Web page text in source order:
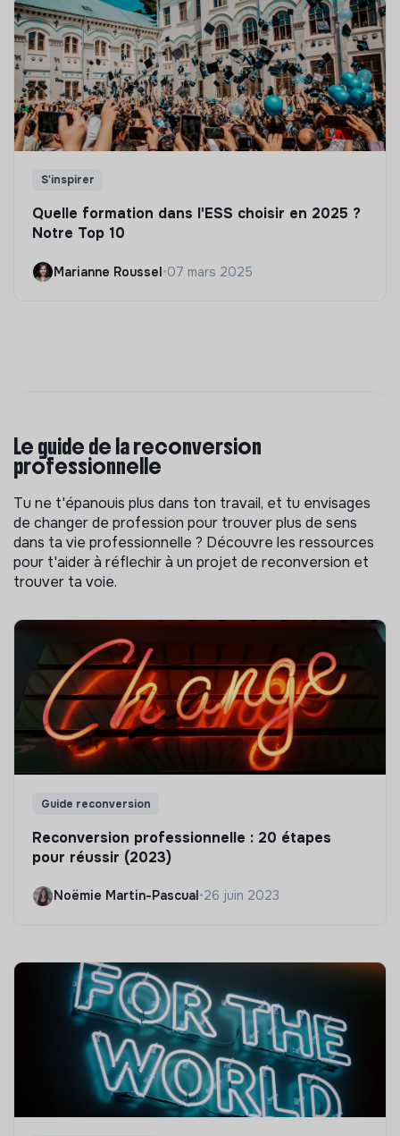
S'inspirer
Quelle formation dans l'ESS choisir en 2025 ?
Notre Top 10
Marianne Roussel•07 mars 2025
Le guide de la reconversion
professionnelle
Tu ne t'épanouis plus dans ton travail, et tu envisages
de changer de profession pour trouver plus de sens
dans ta vie professionnelle ? Découvre les ressources
pour t'aider à réflechir à un projet de reconversion et
trouver ta voie.
Guide reconversion
Reconversion professionnelle : 20 étapes
pour réussir (2023)
Noëmie Martin-Pascual•26 juin 2023